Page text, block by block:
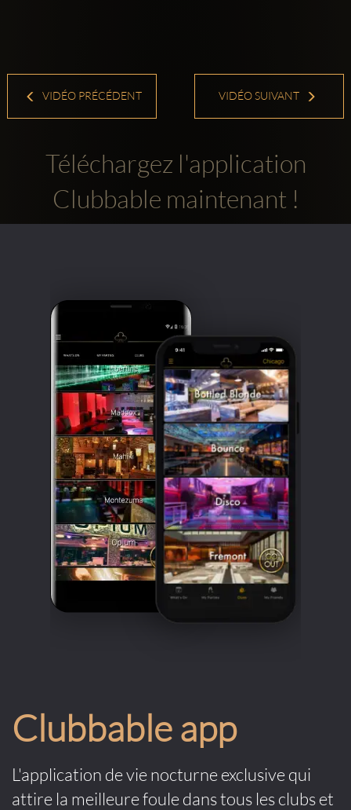
VIDÉO PRÉCÉDENT VIDÉO SUIVANT
Téléchargez l'application
Clubbable maintenant !
Clubbable app
L'application de vie nocturne exclusive qui
attire la meilleure foule dans tous les clubs et